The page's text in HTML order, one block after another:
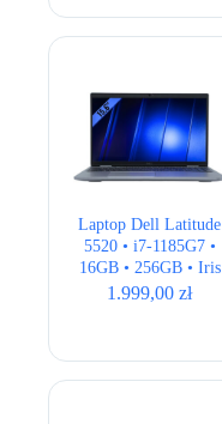
Laptop Dell Latitude
5520 • i7-1185G7 •
16GB • 256GB • Iris
Xe • 15,6″ Full HD
1.999,00zł